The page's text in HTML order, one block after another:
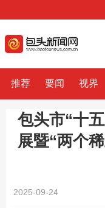
推荐 要闻 视界
包头市“十
展暨“两个
2025-09-24